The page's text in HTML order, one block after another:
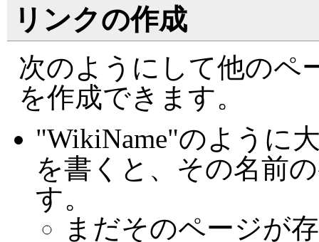
リンクの作成
次のようにして他のペ
を作成できます。
"WikiName"のように
を書くと、その名前
す。
まだそのページが